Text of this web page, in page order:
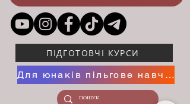
ПІДГОТОВЧІ КУРСИ
Для юнаків пільгове навчання